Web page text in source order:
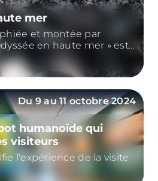
mer
et montée par
en haute mer » est
et conceptuelle du
éternel, symbole du désir
de fuite et de
Du 9 au 11 octobre 2024
humanoïde qui
visiteurs
l'expérience de la visite